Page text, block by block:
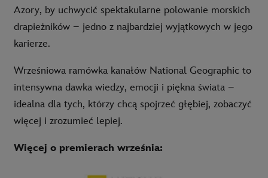
Azory, by uchwycić spektakularne polowanie morskich
drapieżników – jedno z najbardziej wyjątkowych w jego
karierze.
Wrześniowa ramówka kanałów National Geographic to
intensywna dawka wiedzy, emocji i piękna świata –
idealna dla tych, którzy chcą spojrzeć głębiej, zobaczyć
więcej i zrozumieć lepiej.
Więcej o premierach września: